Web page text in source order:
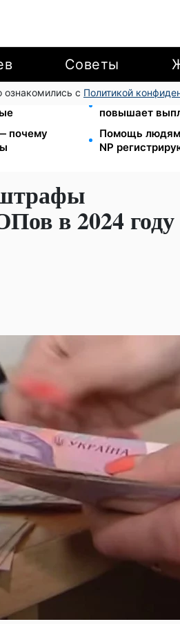
Советы
с Политикой
Зарплаты
повышает
почему
Помощь людям
NP
в 2024 году